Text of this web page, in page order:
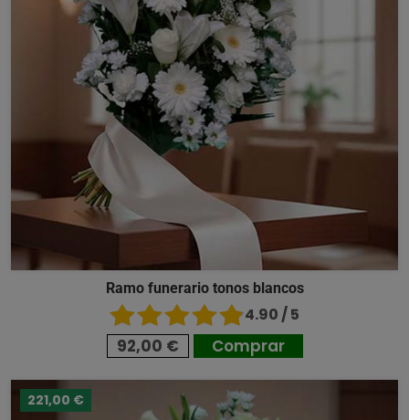
Ramo funerario tonos blancos
4.90 / 5
92,00 € Comprar
221,00 €